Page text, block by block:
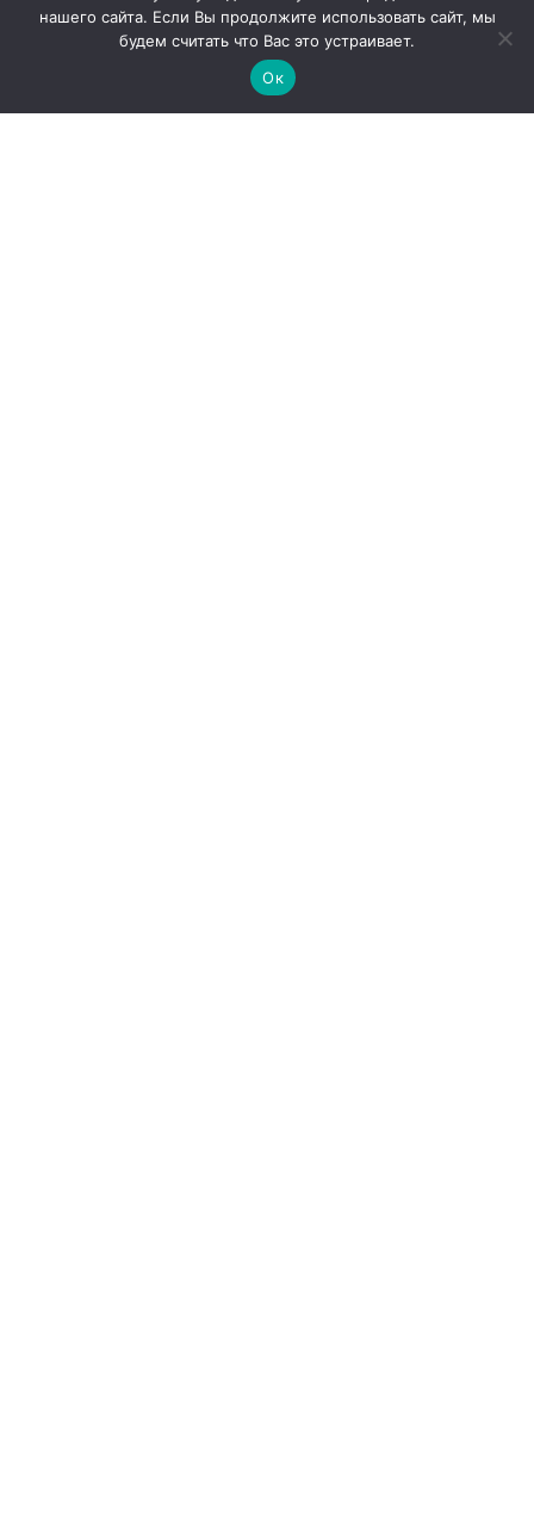
нашего сайта. Если Вы продолжите использовать сайт, мы
будем считать что Вас это устраивает.
Ок